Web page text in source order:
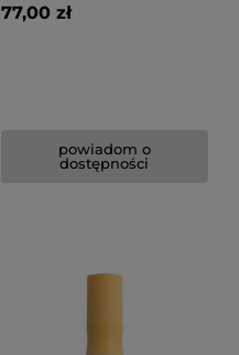
77,00 zł
powiadom o
dostępności